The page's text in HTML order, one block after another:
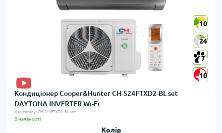
10
24
7
10
10
24
7
10
Кондиціонер Cooper&Hunter CH-S24FTXD2-BL set
DAYTONA INVERTER Wi-Fi
Код товару: CH-S24FTXD2-BL set
В наявності
Колір